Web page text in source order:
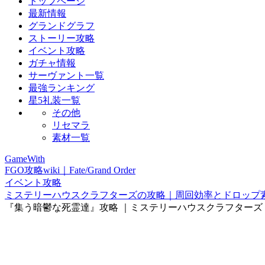
最新情報
グランドグラフ
ストーリー攻略
イベント攻略
ガチャ情報
サーヴァント一覧
最強ランキング
星5礼装一覧
その他
リセマラ
素材一覧
GameWith
FGO攻略wiki｜Fate/Grand Order
イベント攻略
ミステリーハウスクラフターズの攻略｜周回効率とドロップ
『集う暗鬱な死霊達』攻略 ｜ミステリーハウスクラフターズ